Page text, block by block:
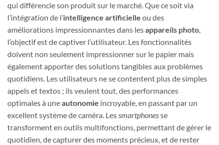
qui différencie son produit sur le marché. Que ce soit via
l’intégration de l’intelligence artificielle ou des
améliorations impressionnantes dans lesappareils photo,
l’objectif est de captiver l’utilisateur. Les fonctionnalités
doivent non seulement impressionner sur le papier mais
également apporter des solutions tangibles aux problèmes
quotidiens. Les utilisateurs ne se contentent plus de simples
appels et textos ; ils veulent tout, des performances
optimales à uneautonomie incroyable, en passant par un
excellent système de caméra. Lessmartphonesse
transforment en outils multifonctions, permettant de gérer le
quotidien, de capturer des moments précieux, et de rester